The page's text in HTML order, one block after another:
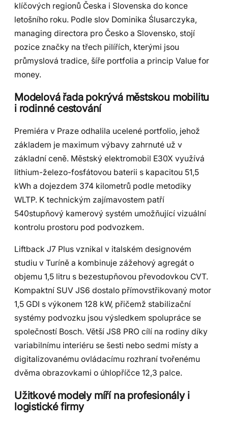
klíčových regionů Česka i Slovenska do konce
letošního roku. Podle slov Dominika Ślusarczyka,
managing directora pro Česko a Slovensko, stojí
pozice značky na třech pilířích, kterými jsou
průmyslová tradice, šíře portfolia a princip Value for
money.
Modelová řada pokrývá městskou mobilitu
i rodinné cestování
Premiéra v Praze odhalila ucelené portfolio, jehož
základem je maximum výbavy zahrnuté už v
základní ceně. Městský elektromobil E30X využívá
lithium-železo-fosfátovou baterii s kapacitou 51,5
kWh a dojezdem 374 kilometrů podle metodiky
WLTP. K technickým zajímavostem patří
540stupňový kamerový systém umožňující vizuální
kontrolu prostoru pod podvozkem.
Liftback J7 Plus vznikal v italském designovém
studiu v Turíně a kombinuje zážehový agregát o
objemu 1,5 litru s bezestupňovou převodovkou CVT.
Kompaktní SUV JS6 dostalo přímovstřikovaný motor
1,5 GDI s výkonem 128 kW, přičemž stabilizační
systémy podvozku jsou výsledkem spolupráce se
společností Bosch. Větší JS8 PRO cílí na rodiny díky
variabilnímu interiéru se šesti nebo sedmi místy a
digitalizovanému ovládacímu rozhraní tvořenému
dvěma obrazovkami o úhlopříčce 12,3 palce.
Užitkové modely míří na profesionály i
logistické firmy